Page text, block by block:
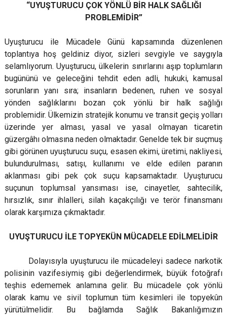
“UYUŞTURUCU ÇOK YÖNLÜ BİR HALK SAĞLIĞI
PROBLEMİDİR”
Uyuşturucu ile Mücadele Günü kapsamında düzenlenen
toplantıya hoş geldiniz diyor, sizleri sevgiyle ve saygıyla
selamlıyorum. Uyuşturucu, ülkelerin sınırlarını aşıp toplumların
bugününü ve geleceğini tehdit eden adli, hukuki, kamusal
sorunların yanı sıra; insanların bedenen, ruhen ve sosyal
yönden sağlıklarını bozan çok yönlü bir halk sağlığı
problemidir. Ülkemizin stratejik konumu ve transit geçiş yolları
üzerinde yer alması, yasal ve yasal olmayan ticaretin
güzergâhı olmasına neden olmaktadır. Genelde tek bir suçmuş
gibi görünen uyuşturucu suçu, esasen ekimi, üretimi, nakliyesi,
bulundurulması, satışı, kullanımı ve elde edilen paranın
aklanması gibi pek çok suçu kapsamaktadır. Uyuşturucu
suçunun toplumsal yansıması ise, cinayetler, sahtecilik,
hırsızlık, sınır ihlalleri, silah kaçakçılığı ve terör finansmanı
olarak karşımıza çıkmaktadır.
UYUŞTURUCU İLE TOPYEKÜN MÜCADELE EDİLMELİDİR
Dolayısıyla uyuşturucu ile mücadeleyi sadece narkotik
polisinin vazifesiymiş gibi değerlendirmek, büyük fotoğrafı
teşhis edememek anlamına gelir. Bu mücadele çok yönlü
olarak kamu ve sivil toplumun tüm kesimleri ile topyekûn
yürütülmelidir. Bu bağlamda Sağlık Bakanlığımızın